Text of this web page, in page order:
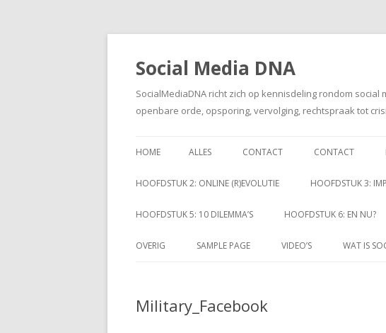
Social Media DNA
SocialMediaDNA richt zich op kennisdeling rondom
openbare orde, opsporing, vervolging, rechtspraak tot
HOME ALLES CONTACT CONTACT
HOOFDSTUK 2: ONLINE (R)EVOLUTIE HOOFDSTUK 3:
HOOFDSTUK 5: 10 DILEMMA’S HOOFDSTUK 6: EN NU?
OVERIG SAMPLE PAGE VIDEO’S WAT IS
Military_Facebook